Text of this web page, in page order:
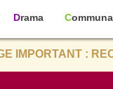
Drama
IMPORTANT :